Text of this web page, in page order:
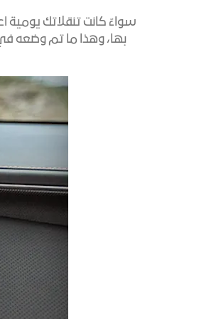
سواءٌ كانت تنقلاتك يومية
بها، وهذا ما تم وضعه